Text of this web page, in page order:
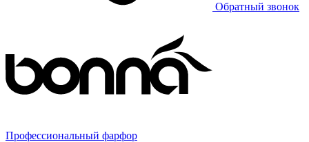
Обратный звонок
Профессиональный фарфор